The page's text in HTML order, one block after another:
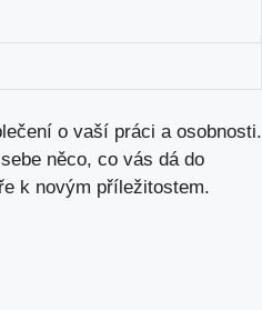
o vaší práci a osobnosti.
něco, co vás dá do
k novým příležitostem.